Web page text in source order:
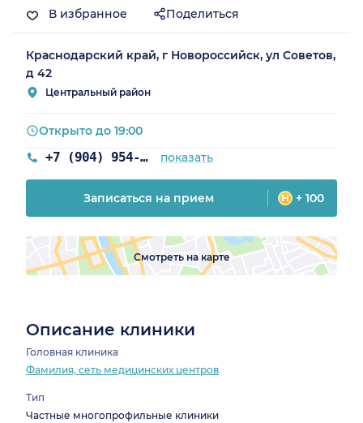
В избранное Поделиться
Краснодарский край, г Новороссийск, ул Советов,
д 42
Центральный район
+7 (904) 954-04-78 показать
Открыто до 19:00
Записаться на прием + 100
Смотреть на карте
Описание клиники
Головная клиника
Фамилия, сеть медицинских центров
Тип
Частные многопрофильные клиники